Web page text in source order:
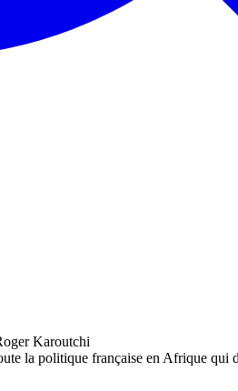
la politique française en Afrique qui